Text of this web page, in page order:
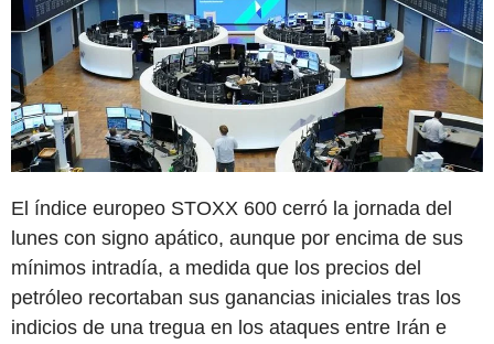
El índice europeo STOXX 600 cerró la jornada del
lunes con signo apático, aunque por encima de sus
mínimos intradía, a medida que los precios del
petróleo recortaban sus ganancias iniciales tras los
indicios de una tregua en los ataques entre Irán e